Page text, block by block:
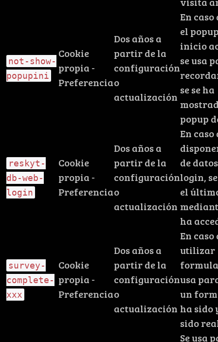
not-show-
popupini
Cookie
propia -
Preferencia
Dos años a
partir de la
configuración
o
actualización
En
el
inicio
se usa
se se ha
popup
reskyt-
db-web-
login
Cookie
propia -
Preferencia
Dos años a
partir de la
configuración
o
actualización
En caso
de
login,
el
ha
survey-
complete-
xxx
Cookie
propia -
Preferencia
Dos años a
partir de la
configuración
o
actualización
En caso
utilizar
usa
un
ha sido
sido
Se usa